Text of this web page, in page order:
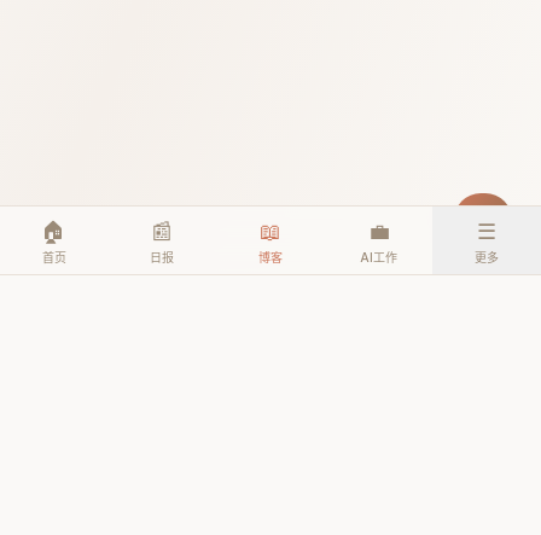
🏠
首页
📰
日报
📖
博客
💼
AI工作
☰
更多